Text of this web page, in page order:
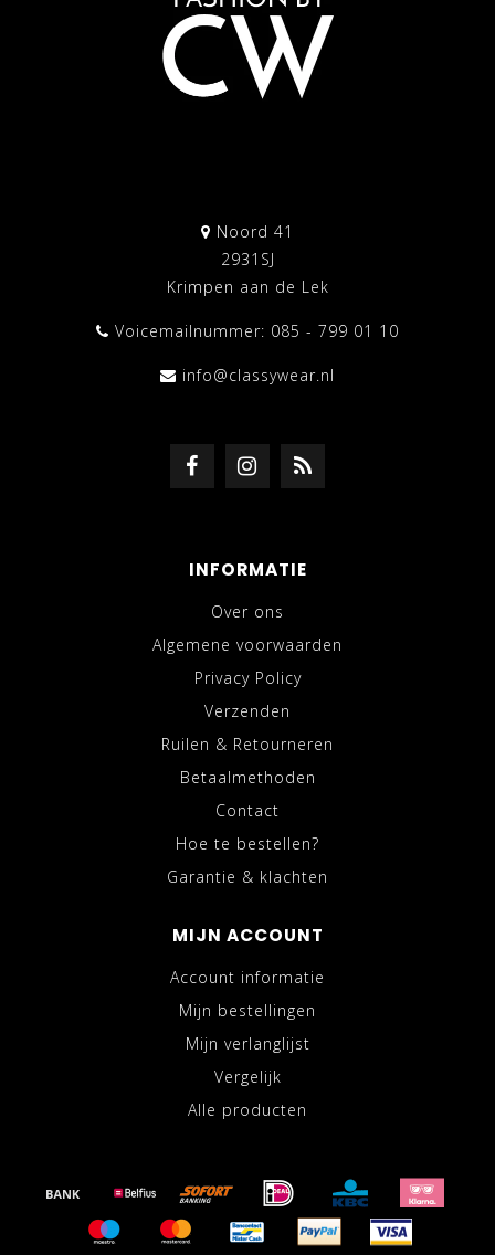
Noord 41
2931SJ
Krimpen aan de Lek
Voicemailnummer: 085 - 799 01 10
info@classywear.nl
INFORMATIE
Over ons
Algemene voorwaarden
Privacy Policy
Verzenden
Ruilen & Retourneren
Betaalmethoden
Contact
Hoe te bestellen?
Garantie & klachten
MIJN ACCOUNT
Account informatie
Mijn bestellingen
Mijn verlanglijst
Vergelijk
Alle producten